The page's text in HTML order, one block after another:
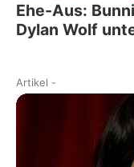
Ehe-Aus:
Dylan Wolf
Artikel -